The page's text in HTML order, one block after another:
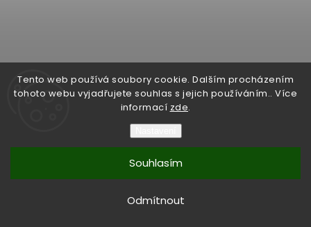
Tento web používá soubory cookie. Dalším procházením
tohoto webu vyjadřujete souhlas s jejich používáním.. Více
informací zde.
Odmítnout
Souhlasím